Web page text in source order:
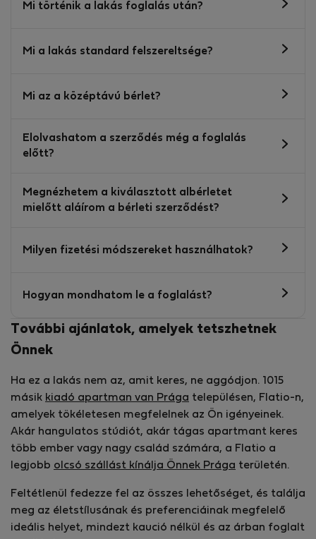
Mi történik a lakás foglalás után?
Mi a lakás standard felszereltsége?
Mi az a középtávú bérlet?
Elolvashatom a szerződés még a foglalás
előtt?
Megnézhetem a kiválasztott albérletet
mielőtt aláírom a bérleti szerződést?
Milyen fizetési módszereket használhatok?
Hogyan mondhatom le a foglalást?
További ajánlatok, amelyek tetszhetnek
Önnek
Ha ez a lakás nem az, amit keres, ne aggódjon. 1015
másik kiadó apartman van Prága településen, Flatio-n,
amelyek tökéletesen megfelelnek az Ön igényeinek.
Akár hangulatos stúdiót, akár tágas apartmant keres
több ember vagy nagy család számára, a Flatio a
legjobb olcsó szállást kínálja Önnek Prága területén.
Feltétlenül fedezze fel az összes lehetőséget, és találja
meg az életstílusának és preferenciáinak megfelelő
ideális helyet, mindezt kaució nélkül és az árban foglalt